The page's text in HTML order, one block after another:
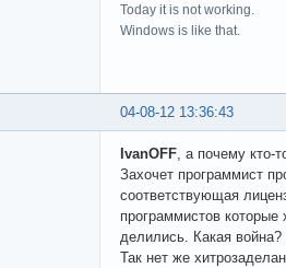
Today it is not working.
Windows is like that.
04-08-12 13:36:43
IvanOFF , а почему кто-
Захочет программист
соответствующая
программистов которые
делились. Какая
Так нет же